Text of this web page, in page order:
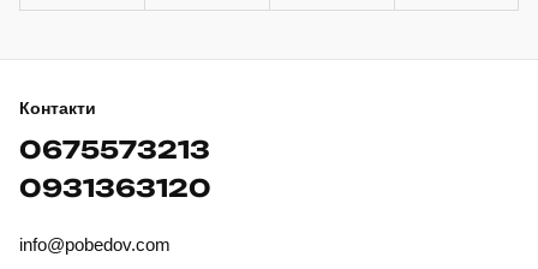
Контакти
0675573213
0931363120
info@pobedov.com